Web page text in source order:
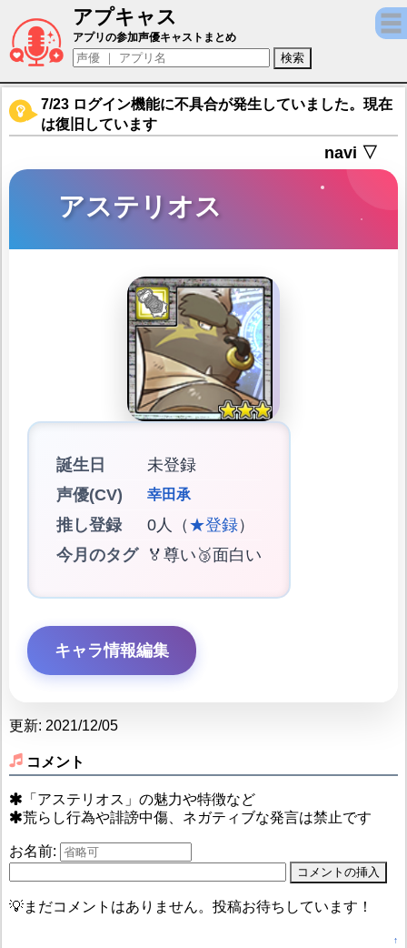
アプキャス
アステリオス（声優：幸田承)【東京放課後
アプリの参加声優キャストまとめ
7/23 ログイン機能に不具合が発生していました。現在
は復旧しています
navi ▽
アステリオス
誕生日
未登録
声優(CV)
幸田承
推し登録 0人（ ★登録）
今月のタグ
🏅尊い🥉面白い
キャラ情報編集
更新: 2021/12/05
コメント
「アステリオス」の魅力や特徴など
荒らし行為や誹謗中傷、ネガティブな発言は禁止です
お名前:
💡まだコメントはありません。投稿お待ちしています！
↑